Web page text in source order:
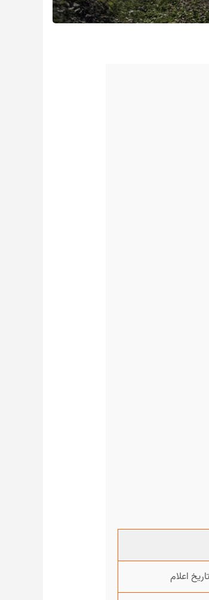
تاریخ اعلام